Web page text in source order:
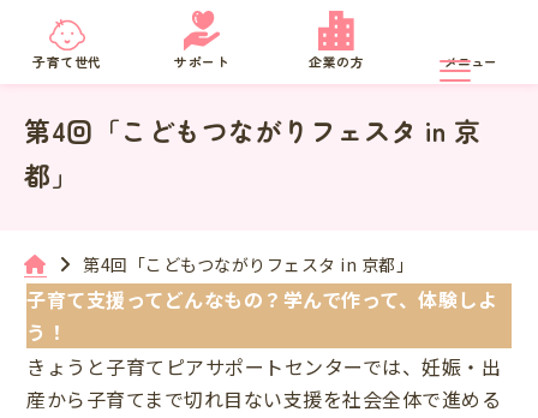
京都府
子育て世代 サポート 企業の方 メニュー
第4回「こどもつながりフェスタ in 京
都」
第4回「こどもつながりフェスタ in 京都」
子育て支援ってどんなもの？学んで作って、体験しよ
う！
きょうと子育てピアサポートセンターでは、妊娠・出
産から子育てまで切れ目ない支援を社会全体で進める